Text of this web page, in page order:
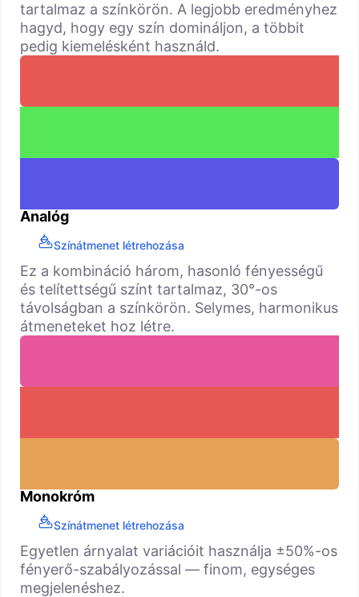
tartalmaz a színkörön. A legjobb eredményhez
hagyd, hogy egy szín domináljon, a többit
pedig kiemelésként használd.
Analóg
Színátmenet létrehozása
Ez a kombináció három, hasonló fényességű
és telítettségű színt tartalmaz, 30°-os
távolságban a színkörön. Selymes, harmonikus
átmeneteket hoz létre.
Monokróm
Színátmenet létrehozása
Egyetlen árnyalat variációit használja ±50%-os
fényerő-szabályozással — finom, egységes
megjelenéshez.